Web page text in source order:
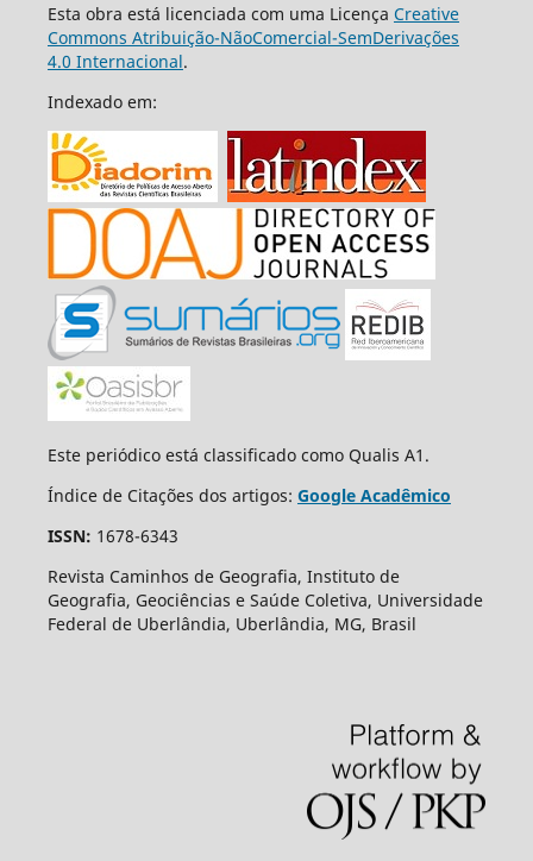
Esta obra está licenciada com uma Licença Creative
Commons Atribuição-NãoComercial-SemDerivações
4.0 Internacional.
Indexado em:
Este periódico está classificado como Qualis A1.
Índice de Citações dos artigos: Google Acadêmico
ISSN: 1678-6343
Revista Caminhos de Geografia, Instituto de
Geografia, Geociências e Saúde Coletiva, Universidade
Federal de Uberlândia, Uberlândia, MG, Brasil